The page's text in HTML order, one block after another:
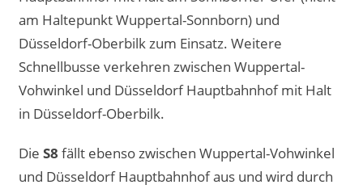
am Haltepunkt Wuppertal-Sonnborn) und
Düsseldorf-Oberbilk zum Einsatz. Weitere
Schnellbusse verkehren zwischen Wuppertal-
Vohwinkel und Düsseldorf Hauptbahnhof mit Halt
in Düsseldorf-Oberbilk.
Die S8 fällt ebenso zwischen Wuppertal-Vohwinkel
und Düsseldorf Hauptbahnhof aus und wird durch